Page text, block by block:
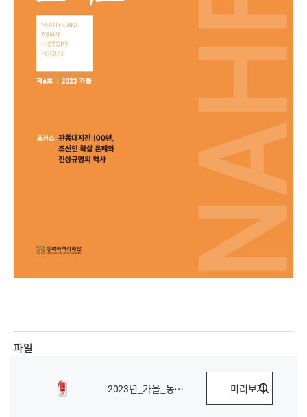
파일
2023년_가을_동북아포커스_6호_.pdf 미리보기